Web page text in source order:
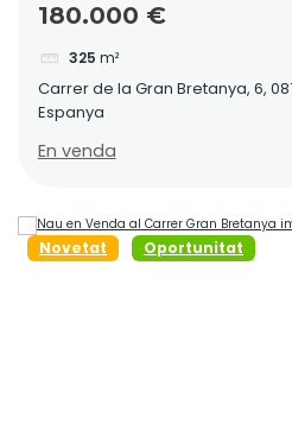
180.000 €
325 m²
Carrer de la Gran Bretanya, 6,
Espanya
En venda
Novetat Oportunitat